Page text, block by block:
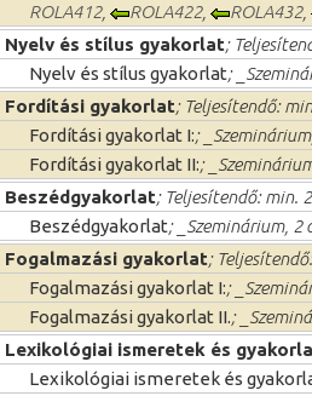
ROLA412, ROLA422, ROLA432,
Nyelv és stílus gyakorlat;
Nyelv és stílus gyakorlat;
Fordítási gyakorlat; Teljesítendő:
Fordítási gyakorlat I:;
Fordítási gyakorlat II:;
Beszédgyakorlat; Teljesítendő: min.
Beszédgyakorlat; _Szeminárium, 2
Fogalmazási gyakorlat;
Fogalmazási gyakorlat I:;
Fogalmazási gyakorlat II.;
Lexikológiai ismeretek és
Lexikológiai ismeretek és